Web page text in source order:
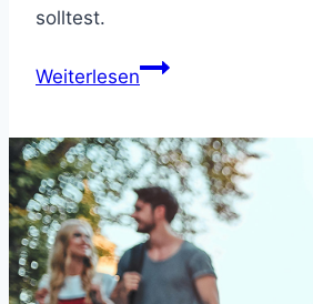
solltest.
WeiterlesenChromebook
Weg
von
Chrome
OS?